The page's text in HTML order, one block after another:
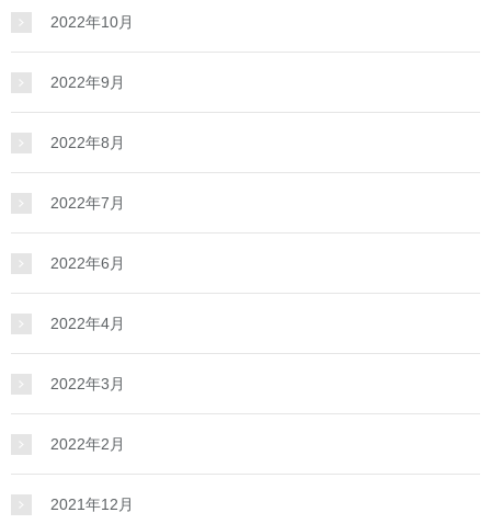
2022年10月
2022年9月
2022年8月
2022年7月
2022年6月
2022年4月
2022年3月
2022年2月
2021年12月